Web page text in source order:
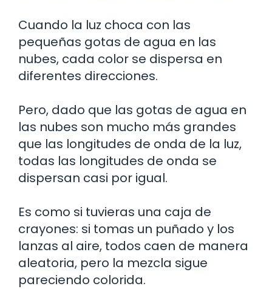
Cuando la luz choca con las
pequeñas gotas de agua en las
nubes, cada color se dispersa en
diferentes direcciones.
Pero, dado que las gotas de agua en
las nubes son mucho más grandes
que las longitudes de onda de la luz,
todas las longitudes de onda se
dispersan casi por igual.
Es como si tuvieras una caja de
crayones: si tomas un puñado y los
lanzas al aire, todos caen de manera
aleatoria, pero la mezcla sigue
pareciendo colorida.